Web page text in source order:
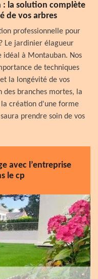
: la solution complète
de vos arbres
professionnelle pour
Le jardinier élagueur
à Montauban. Nos
de techniques
la longévité de vos
branches mortes, la
création d'une forme
prendre soin de vos
avec l’entreprise
le cp